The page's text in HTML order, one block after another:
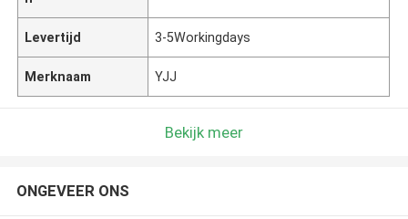
Levertijd 3-5Workingdays
Merknaam YJJ
Bekijk meer
ONGEVEER ONS